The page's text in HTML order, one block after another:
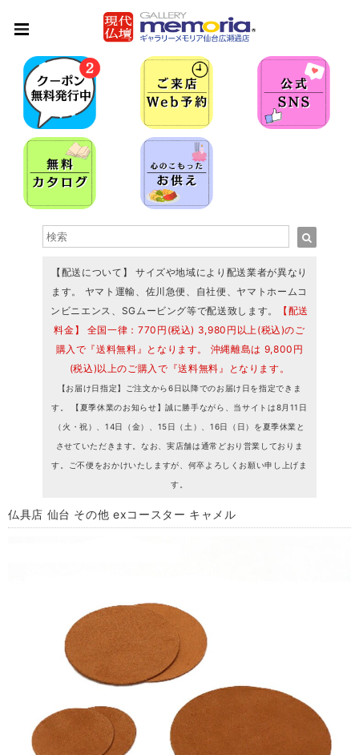
【配送について】 サイズや地域により配送業者が異なり
ます。 ヤマト運輸、佐川急便、自社便、ヤマトホームコ
ンビニエンス、SGムービング等で配送致します。
【配送
料金】 全国一律：770円(税込) 3,980円以上(税込)のご
購入で『送料無料』となります。 沖縄離島は 9,800円
(税込)以上のご購入で『送料無料』となります。
【お届け日指定】ご注文から6日以降でのお届け日を指定できま
す。 【夏季休業のお知らせ】誠に勝手ながら、当サイトは8月11日
（火・祝）、14日（金）、15日（土）、16日（日）を夏季休業と
させていただきます。なお、実店舗は通常どおり営業しておりま
す。ご不便をおかけいたしますが、何卒よろしくお願い申し上げま
す。
仏具店 仙台 その他 exコースター キャメル